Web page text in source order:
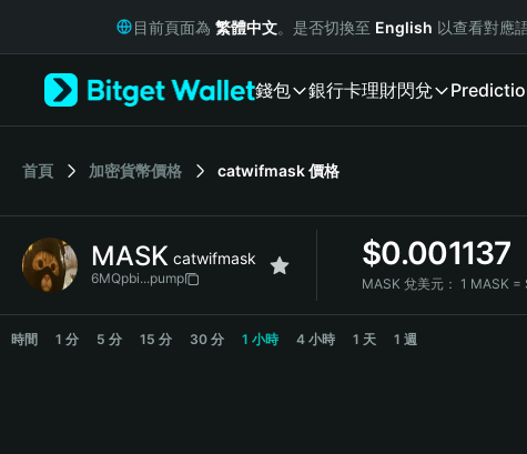
Русский
Italiano
简体中文
繁體中文
Bahasa Indonesia
目前頁面為 繁體中文。是否切換至 English 以查看對應
錢包 銀行卡理財閃兌
首頁 加密貨幣價格 catwifmask價格
MASK catwifmask
6MQpbi...pump
$0.001137
MASK 兌美元： 1 MASK =
MASK Price Chart
時間 1 分 5 分 15 分 30 分 1 小時 4 小時 1 天 1 週